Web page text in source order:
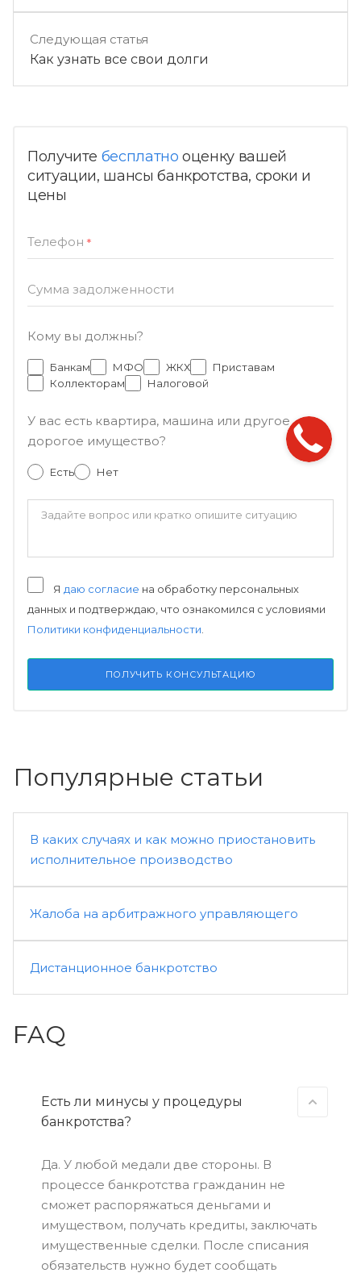
Следующая статья
Как узнать все свои долги
Получите бесплатно оценку вашей
ситуации, шансы банкротства, сроки и
цены
Телефон *
Сумма задолженности
Кому вы должны?
Банкам МФО ЖКХ
Приставам
Коллекторам
Налоговой
У вас есть квартира, машина или другое
дорогое имущество?
Есть Нет
Я даю согласие на обработку персональных
данных и подтверждаю, что ознакомился с условиями
Политики конфиденциальности
ПОЛУЧИТЬ КОНСУЛЬТАЦИЮ
Популярные статьи
В каких случаях и как можно приостановить
исполнительное производство
Жалоба на арбитражного управляющего
Дистанционное банкротство
FAQ
Есть ли минусы у процедуры
банкротства?
Да. У любой медали две стороны. В
процессе банкротства гражданин не
сможет распоряжаться деньгами и
имуществом, получать кредиты, заключать
имущественные сделки. После списания
обязательств нужно будет сообщать